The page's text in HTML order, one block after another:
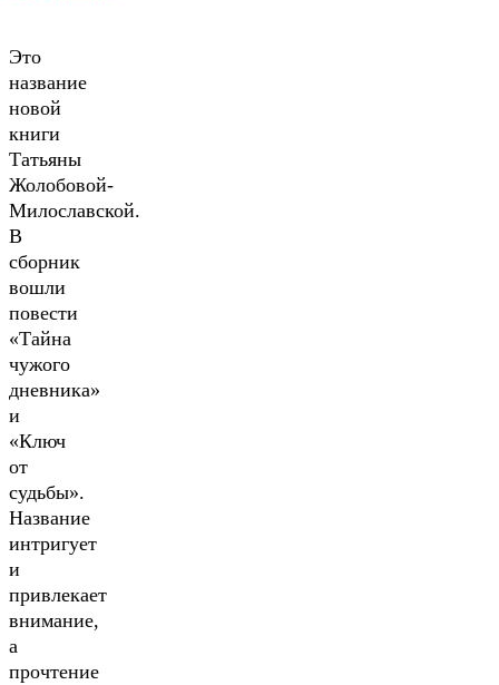
Это
название
новой
книги
Татьяны
Жолобовой-
Милославской.
В
сборник
вошли
повести
«Тайна
чужого
дневника»
и
«Ключ
от
судьбы».
Название
интригует
и
привлекает
внимание,
а
прочтение